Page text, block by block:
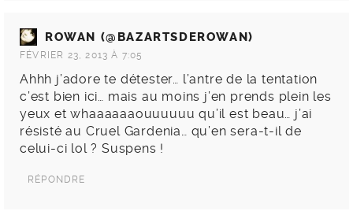
ROWAN (@BAZARTSDEROWAN)
FÉVRIER 23, 2013 À 7:05
Ahhh j’adore te détester… l’antre de la tentation
c’est bien ici… mais au moins j’en prends plein les
yeux et whaaaaaaouuuuuu qu’il est beau… j’ai
résisté au Cruel Gardenia… qu’en sera-t-il de
celui-ci lol ? Suspens !
RÉPONDRE